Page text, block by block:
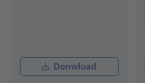
Donwload